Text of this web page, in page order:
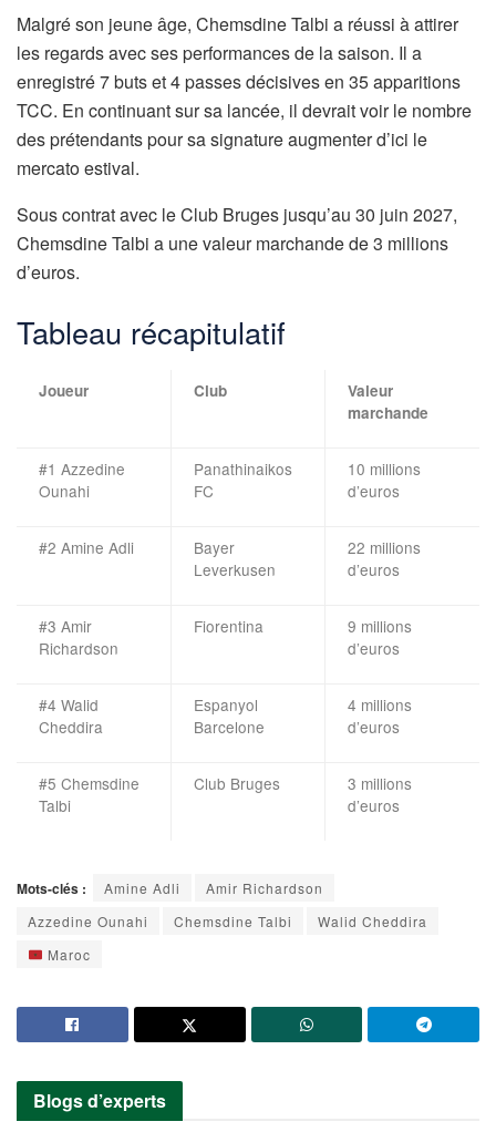
Malgré son jeune âge, Chemsdine Talbi a réussi à attirer
les regards avec ses performances de la saison. Il a
enregistré 7 buts et 4 passes décisives en 35 apparitions
TCC. En continuant sur sa lancée, il devrait voir le nombre
des prétendants pour sa signature augmenter d’ici le
mercato estival.
Sous contrat avec le Club Bruges jusqu’au 30 juin 2027,
Chemsdine Talbi a une valeur marchande de 3 millions
d’euros.
Tableau récapitulatif
Joueur Club
Valeur
marchande
#1 Azzedine
Ounahi
Panathinaikos
FC
10 millions
d’euros
#2 Amine Adli
Bayer
Leverkusen
22 millions
d’euros
#3 Amir
Richardson
Fiorentina
9 millions
d’euros
#4 Walid
Cheddira
Espanyol
Barcelone
4 millions
d’euros
#5 Chemsdine
Talbi
Club Bruges
3 millions
d’euros
Mots-clés : Amine Adli
Amir Richardson
Azzedine Ounahi
Chemsdine Talbi
Walid Cheddira
Maroc
Blogs d’experts